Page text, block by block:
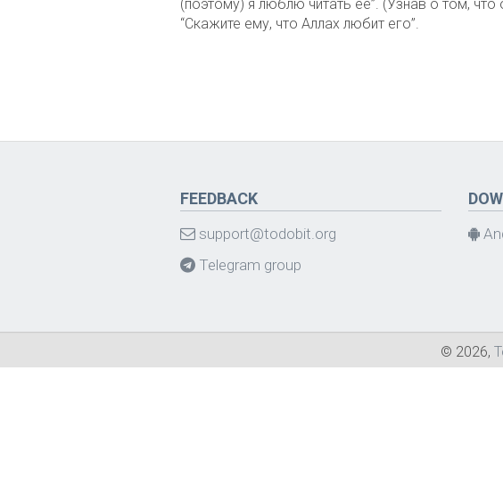
(поэтому) я люблю читать её”. (Узнав о том, что
“Скажите ему, что Аллах любит его”.
FEEDBACK
support@todobit.org
Telegram group
© 2026,